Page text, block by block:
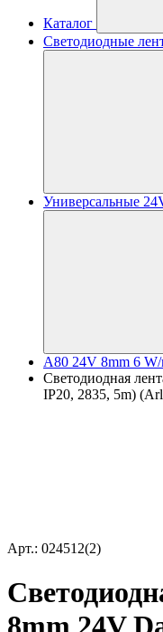
Каталог
Светодиодные
Универсальные
A80 24V 8mm 6
Светодиодная
IP20, 2835, 5m)
Арт.: 024512(2)